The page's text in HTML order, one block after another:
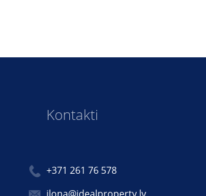
Kontakti
+371 261 76 578